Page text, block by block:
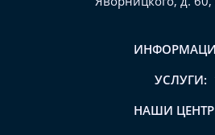
УСЛУГИ:
НАШИ